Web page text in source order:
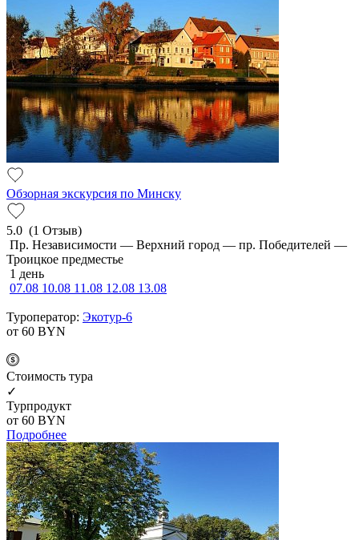
Обзорная экскурсия по Минску
5.0 (1 Отзыв)
Пр. Независимости — Верхний город — пр. Победителей —
Троицкое предместье
1 день
07.08 10.08 11.08 12.08 13.08
Туроператор: Экотур-6
от 60 BYN
Cтоимость тура
✓
Турпродукт
от 60 BYN
Подробнее